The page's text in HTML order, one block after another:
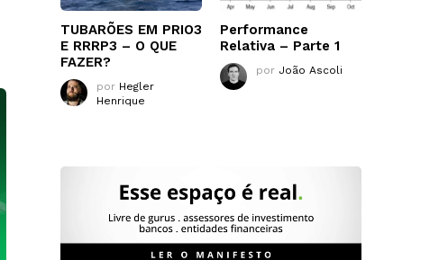
TUBARÕES EM PRIO3
E RRRP3 – O QUE
FAZER?
por Hegler
Henrique
Performance
Relativa – Parte 1
por João Ascoli